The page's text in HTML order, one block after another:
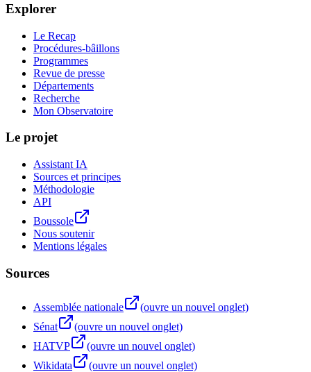
Explorer
Le Recap
Procédures-bâillons
Programmes
Revue de presse
Départements
Recherche
Mon Observatoire
Le projet
Assistant IA
Sources et principes
Méthodologie
API
Boussole
Nous soutenir
Mentions légales
Sources
Assemblée nationale
(ouvre un nouvel onglet)
Sénat
(ouvre un nouvel onglet)
HATVP
(ouvre un nouvel onglet)
Wikidata
(ouvre un nouvel onglet)